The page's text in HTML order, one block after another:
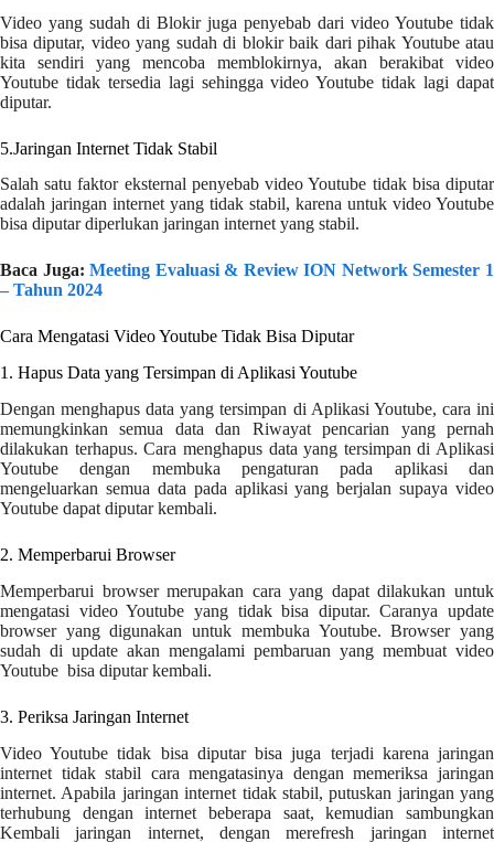
Video yang sudah di Blokir juga penyebab dari video Youtube tidak
bisa diputar, video yang sudah di blokir baik dari pihak Youtube atau
kita sendiri yang mencoba memblokirnya, akan berakibat video
Youtube tidak tersedia lagi sehingga video Youtube tidak lagi dapat
diputar.
5.Jaringan Internet Tidak Stabil
Salah satu faktor eksternal penyebab video Youtube tidak bisa diputar
adalah jaringan internet yang tidak stabil, karena untuk video Youtube
bisa diputar diperlukan jaringan internet yang stabil.
Baca Juga: Meeting Evaluasi & Review ION Network Semester 1
– Tahun 2024
Cara Mengatasi Video Youtube Tidak Bisa Diputar
1. Hapus Data yang Tersimpan di Aplikasi Youtube
Dengan menghapus data yang tersimpan di Aplikasi Youtube, cara ini
memungkinkan semua data dan Riwayat pencarian yang pernah
dilakukan terhapus. Cara menghapus data yang tersimpan di Aplikasi
Youtube dengan membuka pengaturan pada aplikasi dan
mengeluarkan semua data pada aplikasi yang berjalan supaya video
Youtube dapat diputar kembali.
2. Memperbarui Browser
Memperbarui browser merupakan cara yang dapat dilakukan untuk
mengatasi video Youtube yang tidak bisa diputar. Caranya update
browser yang digunakan untuk membuka Youtube. Browser yang
sudah di update akan mengalami pembaruan yang membuat video
Youtube bisa diputar kembali.
3. Periksa Jaringan Internet
Video Youtube tidak bisa diputar bisa juga terjadi karena jaringan
internet tidak stabil cara mengatasinya dengan memeriksa jaringan
internet. Apabila jaringan internet tidak stabil, putuskan jaringan yang
terhubung dengan internet beberapa saat, kemudian sambungkan
Kembali jaringan internet, dengan merefresh jaringan internet